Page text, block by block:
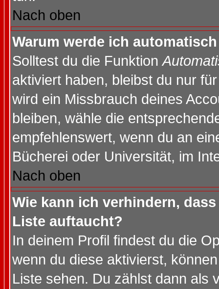
Nach oben
Warum werde ich
Solltest du die Funktion
aktiviert haben, bleibst du nur
wird ein Missbrauch deines
bleiben, wähle die
empfehlenswert, wenn du an
Bücherei oder Universität, im
Nach oben
Wie kann ich verhindern,
Liste auftaucht?
In deinem Profil findest du die
wenn du diese aktivierst,
Liste sehen. Du zählst dann als